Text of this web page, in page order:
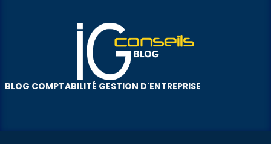
BLOG COMPTABILITÉ GESTION D'ENTREPRISE